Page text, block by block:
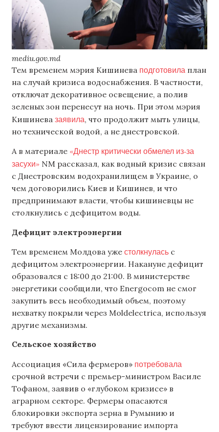
mediu.gov.md
Тем временем мэрия Кишинева подготовила план
на случай кризиса водоснабжения. В частности,
отключат декоративное освещение, а полив
зеленых зон перенесут на ночь. При этом мэрия
Кишинева заявила, что продолжит мыть улицы,
но технической водой, а не днестровской.
А в материале «Днестр критически обмелел из-за
засухи» NM рассказал, как водный кризис связан
с Днестровским водохранилищем в Украине, о
чем договорились Киев и Кишинев, и что
предпринимают власти, чтобы кишиневцы не
столкнулись с дефицитом воды.
Дефицит электроэнергии
Тем временем Молдова уже столкнулась с
дефицитом электроэнергии. Накануне дефицит
образовался с 18:00 до 21:00. В министерстве
энергетики сообщили, что Energocom не смог
закупить весь необходимый объем, поэтому
нехватку покрыли через Moldelectrica, используя
другие механизмы.
Сельское хозяйство
Ассоциация «Сила фермеров» потребовала
срочной встречи с премьер-министром Василе
Тофаном, заявив о «глубоком кризисе» в
аграрном секторе. Фермеры опасаются
блокировки экспорта зерна в Румынию и
требуют ввести лицензирование импорта